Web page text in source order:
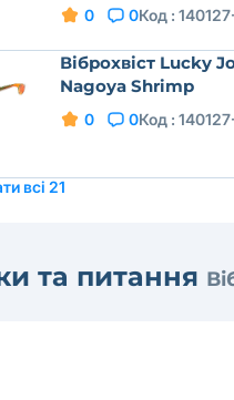
0 0Код :
Віброхвіст Lucky
Nagoya Shrimp
0 0Код :
всі 21
та питання